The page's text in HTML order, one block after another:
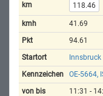
118.46
41.69
94.61
Innsbruck
OE-5664,
11:31 -